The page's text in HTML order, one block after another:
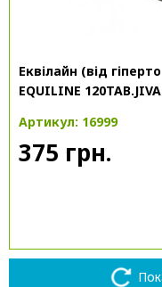
Еквілайн (від
EQUILINE 120TAB.JIVA
Артикул: 16999
375 грн.